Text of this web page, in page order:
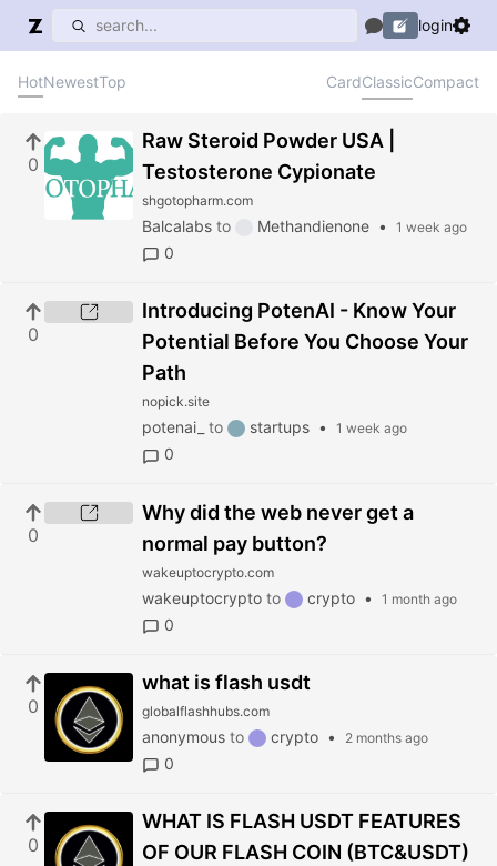
login
HotNewestTop CardClassicCompact
0
Raw Steroid Powder USA |
Testosterone Cypionate
shgotopharm.com
Balcalabs to Methandienone • 1 week ago
0
0
Introducing PotenAI - Know Your
Potential Before You Choose Your
Path
nopick.site
potenai_ to startups • 1 week ago
0
0
Why did the web never get a
normal pay button?
wakeuptocrypto.com
wakeuptocrypto to crypto • 1 month ago
0
0
what is flash usdt
globalflashhubs.com
anonymous to crypto • 2 months ago
0
0
WHAT IS FLASH USDT FEATURES
OF OUR FLASH COIN (BTC&USDT)